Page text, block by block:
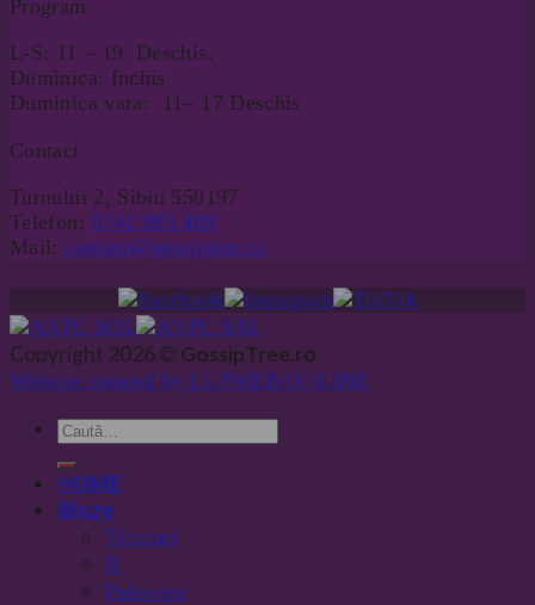
Program
L-S: 11 – 19 Deschis.
Duminica: Inchis
Duminica vara: 11– 17 Deschis
Contact
Turnului 2, Sibiu 550197
Telefon: 0742 985 489
Mail: contact@gossiptree.ro
Copyright 2026 © GossipTree.ro
Website created by LUPWEB ONLINE
HOME
Bluze
Tricouri
II
Pulovere